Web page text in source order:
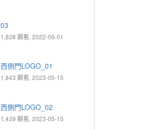
03
1,828 觀看, 2022-06-01
西側門LOGO_01
1,843 觀看, 2023-05-15
西側門LOGO_02
1,439 觀看, 2023-05-15